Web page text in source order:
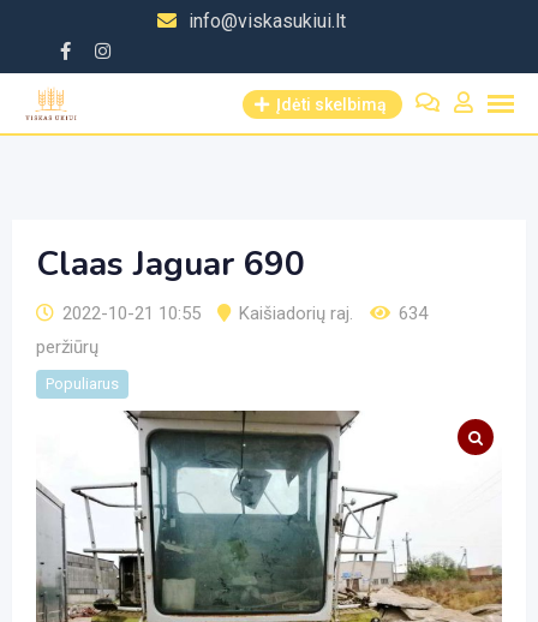
content
info@viskasukiui.lt
Įdėti skelbimą
Claas Jaguar 690
2022-10-21 10:55 Kaišiadorių raj.
634
peržiūrų
Populiarus